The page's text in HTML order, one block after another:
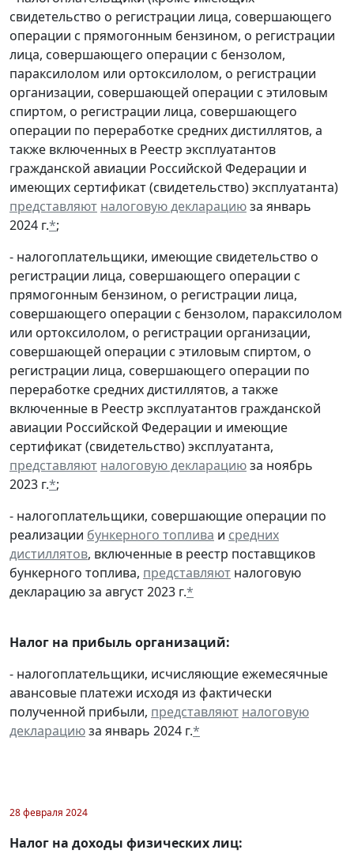
свидетельство о регистрации лица, совершающего
операции с прямогонным бензином, о регистрации
лица, совершающего операции с бензолом,
параксилолом или ортоксилолом, о регистрации
организации, совершающей операции с этиловым
спиртом, о регистрации лица, совершающего
операции по переработке средних дистиллятов, а
также включенных в Реестр эксплуатантов
гражданской авиации Российской Федерации и
имеющих сертификат (свидетельство) эксплуатанта)
представляют налоговую декларациюза январь
2024 г.*;
- налогоплательщики, имеющие свидетельство о
регистрации лица, совершающего операции с
прямогонным бензином, о регистрации лица,
совершающего операции с бензолом, параксилолом
или ортоксилолом, о регистрации организации,
совершающей операции с этиловым спиртом, о
регистрации лица, совершающего операции по
переработке средних дистиллятов, а также
включенные в Реестр эксплуатантов гражданской
авиации Российской Федерации и имеющие
сертификат (свидетельство) эксплуатанта,
представляют налоговую декларациюза ноябрь
2023 г.*;
- налогоплательщики, совершающие операции по
реализации бункерного топлива и средних
дистиллятов, включенные в реестр поставщиков
бункерного топлива, представляют налоговую
декларацию за август 2023 г.*
Налог на прибыль организаций:
- налогоплательщики, исчисляющие ежемесячные
авансовые платежи исходя из фактически
полученной прибыли, представляют налоговую
декларациюза январь 2024 г.*
28 февраля 2024
Налог на доходы физических лиц: